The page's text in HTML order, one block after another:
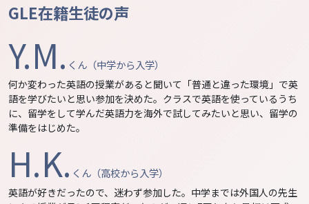
GLE在籍生徒の声
Y.M. くん（中学から入学）
何か変わった英語の授業があると聞いて「普通と違った環境」で英
語を学びたいと思い参加を決めた。クラスで英語を使っているうち
に、留学をして学んだ英語力を海外で試してみたいと思い、留学の
準備をはじめた。
H.K. くん（高校から入学）
英語が好きだったので、迷わず参加した。中学までは外国人の先生